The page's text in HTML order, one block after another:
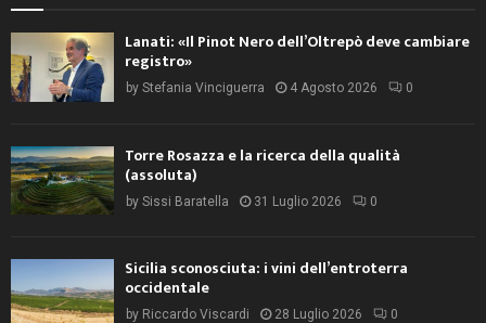
Lanati: «Il Pinot Nero dell’Oltrepò deve cambiare
registro»
by Stefania Vinciguerra 4 Agosto 2026 0
Torre Rosazza e la ricerca della qualità
(assoluta)
by Sissi Baratella 31 Luglio 2026 0
Sicilia sconosciuta: i vini dell’entroterra
occidentale
by Riccardo Viscardi 28 Luglio 2026 0